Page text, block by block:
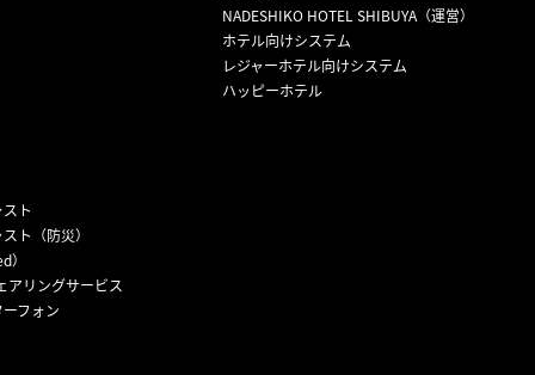
ト
ト（防災）
アリングサービス
フォン
NADESHIKO HOTEL SHIBUYA（運営）
ホテル向けシステム
レジャーホテル向けシステム
ハッピーホテル